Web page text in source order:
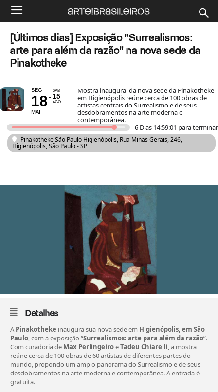
[Últimos dias] Exposição "Surrealismos:
arte para além da razão" na nova sede da
Pinakotheke
SEG
18
MAI
SAB
15
AGO
Mostra inaugural da nova sede da Pinakotheke
em Higienópolis reúne cerca de 100 obras de
artistas centrais do Surrealismo e de seus
desdobramentos na arte moderna e
contemporânea.
6 Dias 14:58:59 para terminar
Pinakotheke São Paulo Higienópolis, Rua Minas Gerais, 246,
Higienópolis, São Paulo - SP
Detalhes
A Pinakotheke inaugura sua nova sede em Higienópolis, em São
Paulo, com a exposição “Surrealismos: arte para além da razão”.
Com curadoria de Max PerlingeiroeTadeu Chiarelli, a mostra
reúne cerca de 100 obras de 60 artistas de diferentes partes do
mundo, propondo um amplo panorama do Surrealismo e de seus
desdobramentos na arte moderna e contemporânea. A entrada é
gratuita.